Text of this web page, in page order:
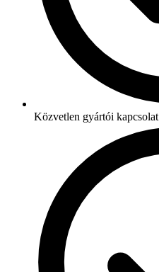
Közvetlen gyártói kapcsolat